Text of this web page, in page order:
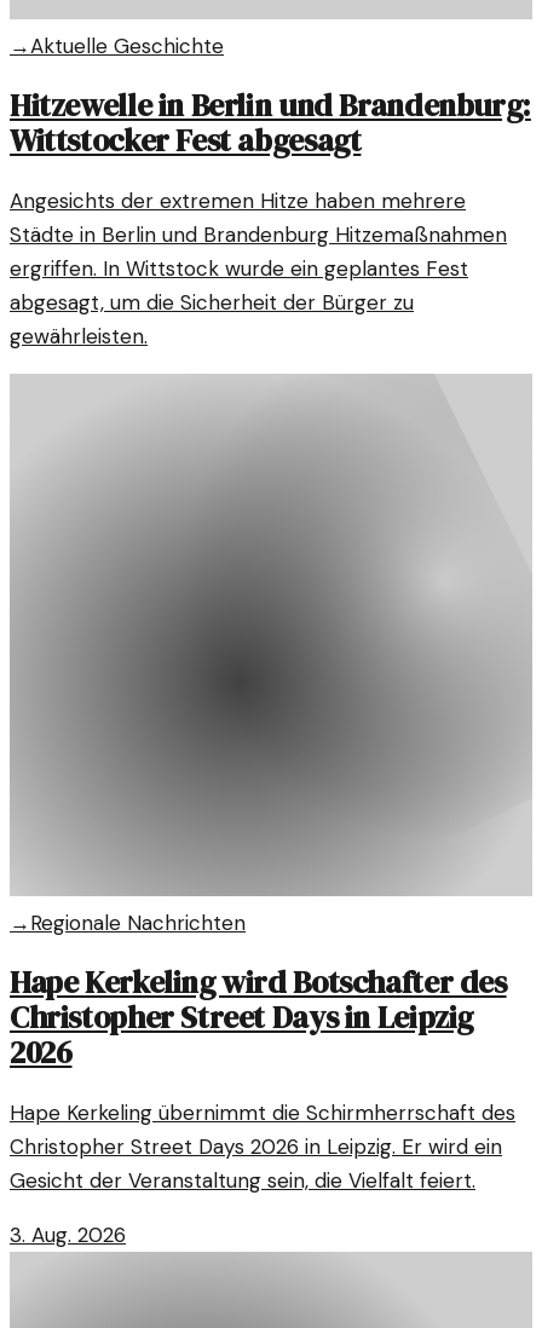
→Aktuelle Geschichte
Hitzewelle in Berlin und Brandenburg:
Wittstocker Fest abgesagt
Angesichts der extremen Hitze haben mehrere
Städte in Berlin und Brandenburg Hitzemaßnahmen
ergriffen. In Wittstock wurde ein geplantes Fest
abgesagt, um die Sicherheit der Bürger zu
gewährleisten.
→Regionale Nachrichten
Hape Kerkeling wird Botschafter des
Christopher Street Days in Leipzig
2026
Hape Kerkeling übernimmt die Schirmherrschaft des
Christopher Street Days 2026 in Leipzig. Er wird ein
Gesicht der Veranstaltung sein, die Vielfalt feiert.
3. Aug. 2026